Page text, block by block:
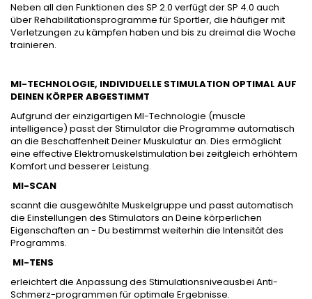
Neben all den Funktionen des SP 2.0 verfügt der SP 4.0 auch
über Rehabilitationsprogramme für Sportler, die häufiger mit
Verletzungen zu kämpfen haben und bis zu dreimal die Woche
trainieren.
MI-TECHNOLOGIE, INDIVIDUELLE STIMULATION OPTIMAL AUF
DEINEN KÖRPER ABGESTIMMT
Aufgrund der einzigartigen MI-Technologie (muscle
intelligence) passt der Stimulator die Programme automatisch
an die Beschaffenheit Deiner Muskulatur an. Dies ermöglicht
eine effective Elektromuskelstimulation bei zeitgleich erhöhtem
Komfort und besserer Leistung.
MI-SCAN
scannt die ausgewählte Muskelgruppe und passt automatisch
die Einstellungen des Stimulators an Deine körperlichen
Eigenschaften an - Du bestimmst weiterhin die Intensität des
Programms.
MI-TENS
erleichtert die Anpassung des Stimulationsniveausbei Anti-
Schmerz-programmen für optimale Ergebnisse.